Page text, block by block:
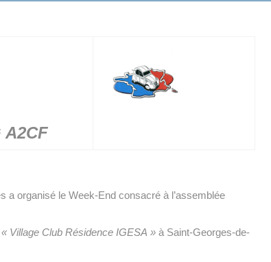
A2CF
a organisé le Week-End consacré à l’assemblée
« Village Club Résidence IGESA » à Saint-Georges-de-